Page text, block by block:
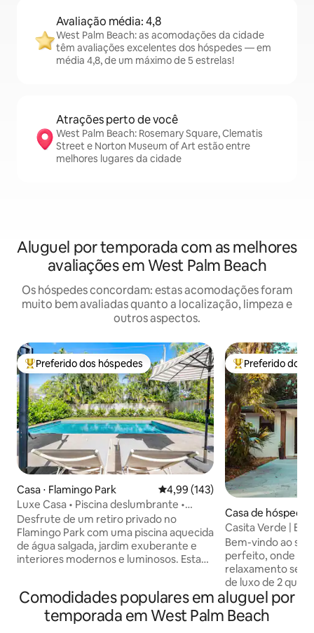
Avaliação média: 4,8
West Palm Beach: as acomodações da cidade
têm avaliações excelentes dos hóspedes — em
média 4,8, de um máximo de 5 estrelas!
Atrações perto de você
West Palm Beach: Rosemary Square, Clematis
Street e Norton Museum of Art estão entre
melhores lugares da cidade
Aluguel por temporada com as melhores
avaliações em West Palm Beach
Os hóspedes concordam: estas acomodações foram
muito bem avaliadas quanto a localização, limpeza e
outros aspectos.
Entre os melhores preferidos dos hóspedes
Preferido dos hóspedes
Casa ⋅ Flamingo Park 4,99 de uma avaliação média de
4,99 (143)
Luxe Casa • Piscina deslumbrante •
Perto da praia e do centro da cidade
Desfrute de um retiro privado no
Flamingo Park com uma piscina aquecida
de água salgada, jardim exuberante e
interiores modernos e luminosos. Esta
áreas de estar e jantar, Wi-Fi rápido,
smart TV e barra de som Sonos. Camas
confortáveis com ventilador de teto em
Entre os
Preferido dos
Casa de
Gardens
Casita Verde |
carvalhos
Bem-vindo ao
perfeito, onde
relaxamento se
de luxo de 2
lindamente
tranquilo e
casais ou
Comodidades populares em aluguel por
temporada em West Palm Beach